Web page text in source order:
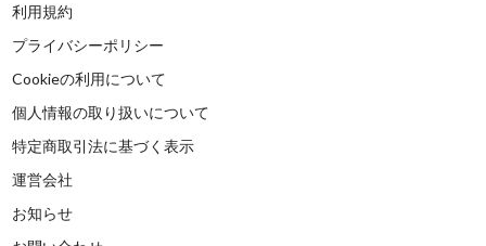
利用規約
プライバシーポリシー
Cookieの利用について
個人情報の取り扱いについて
特定商取引法に基づく表示
運営会社
お知らせ